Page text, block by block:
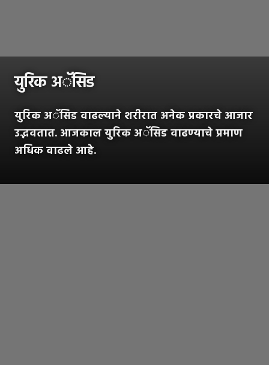
युरिक अॅसिड
युरिक अॅसिड वाढल्याने शरीरात अनेक प्रकारचे आजार
उद्भवतात. आजकाल युरिक अॅसिड वाढण्याचे प्रमाण
अधिक वाढले आहे.